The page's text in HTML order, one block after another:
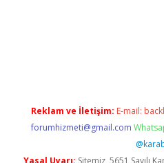
Reklam ve İletişim: E-mail:
forumhizmeti@gmail.com
Yasal Uyarı: Sitemiz, 5651 Sayılı